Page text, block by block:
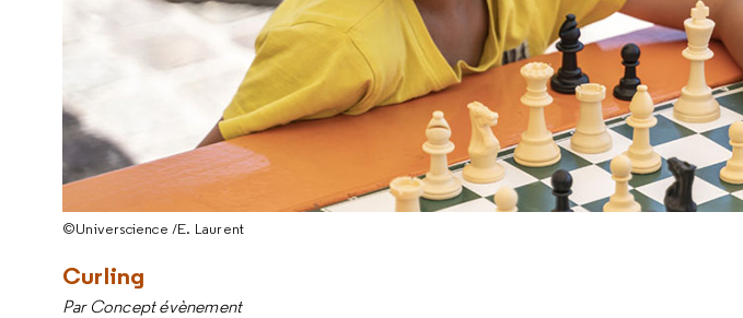
©Universcience /E. Laurent
Curling
Par Concept évènement